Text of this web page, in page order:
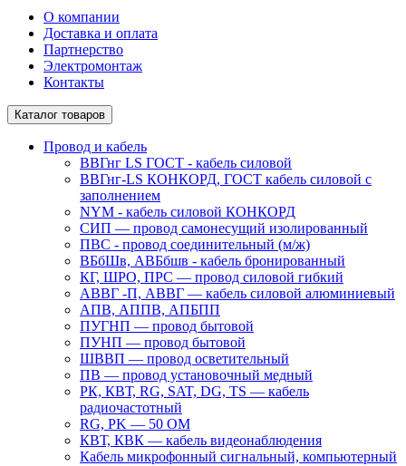
О компании
Доставка и оплата
Партнерство
Электромонтаж
Контакты
Каталог товаров
Провод и кабель
ВВГнг LS ГОСТ - кабель силовой
ВВГнг-LS КОНКОРД, ГОСТ кабель силовой с
заполнением
NYM - кабель силовой КОНКОРД
СИП ― провод самонесущий изолированный
ПВС - провод соединительный (м/ж)
ВБбШв, АВБбшв - кабель бронированный
КГ, ШРО, ПРС ― провод силовой гибкий
АВВГ -П, АВВГ ― кабель силовой алюминиевый
АПВ, АППВ, АПБПП
ПУГНП — провод бытовой
ПУНП — провод бытовой
ШВВП — провод осветительный
ПВ ― провод установочный медный
РК, КВТ, RG, SAT, DG, TS ― кабель
радиочастотный
RG, PK ― 50 ОМ
КВТ, КВК ― кабель видеонаблюдения
Кабель микрофонный сигнальный, компьютерный